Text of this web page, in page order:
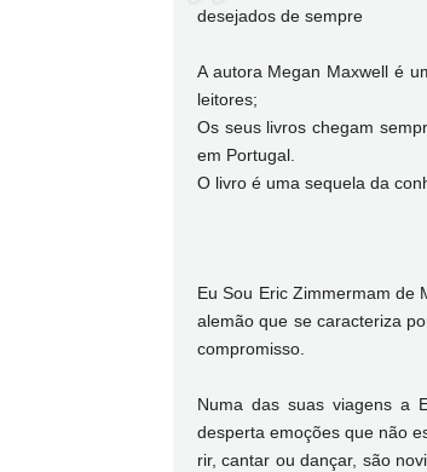
desejados de sempre
A autora Megan Maxwell é
leitores;
Os seus livros chegam
em Portugal.
O livro é uma sequela da
Eu Sou Eric Zimmermam de
alemão que se caracteriza
compromisso.
Numa das suas viagens a
desperta emoções que não
rir, cantar ou dançar, são